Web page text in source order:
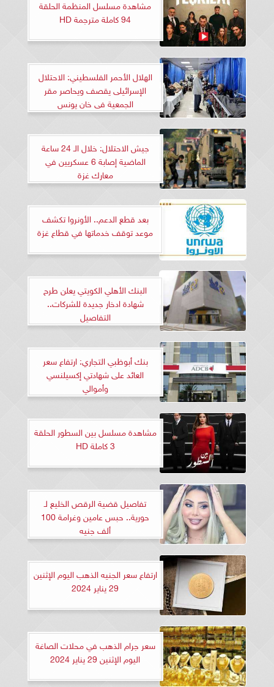
مشاهدة مسلسل المنظمة الحلقة
94 كاملة مترجمة HD
الهلال الأحمر الفلسطيني: الاحتلال
الإسرائيلى يقصف ويحاصر مقر
الجمعية فى خان يونس
جيش الاحتلال: خلال الـ 24 ساعة
الماضية إصابة 6 عسكريين في
معارك غزة
بعد قطع الدعم.. الأونروا تكشف
موعد توقف خدماتها في قطاع غزة
البنك الأهلي الكويتي يعلن طرح
شهادة ادخار جديدة للشركات..
التفاصيل
بنك أبوظبي التجاري: ارتفاع سعر
العائد على شهادتي إكسيلنسي
وأموالي
مشاهدة مسلسل بين السطور الحلقة
3 كاملة HD
تفاصيل قضية الرقص الخليع لـ
حورية.. حبس عامين وغرامة 100
ألف جنيه
ارتفاع سعر الجنيه الذهب اليوم الإثنين
29 يناير 2024
سعر جرام الذهب في محلات الصاغة
اليوم الإثنين 29 يناير 2024